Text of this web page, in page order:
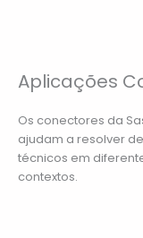
Aplicações
Os conectores da
ajudam a resolver
técnicos em
contextos.